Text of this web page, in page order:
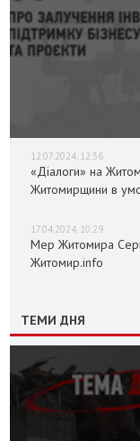
12.07.2024, 12:36
«Діалоги» на
Житомирщини в
17.04.2024, 10:29
Мер Житомира
Житомир.info
ТЕМИ ДНЯ